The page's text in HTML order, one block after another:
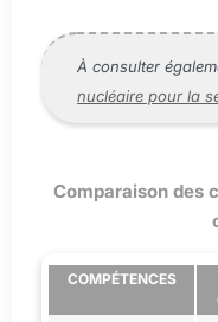
À consulter
nucléaire pour la
Comparaison des
COMPÉTENCES